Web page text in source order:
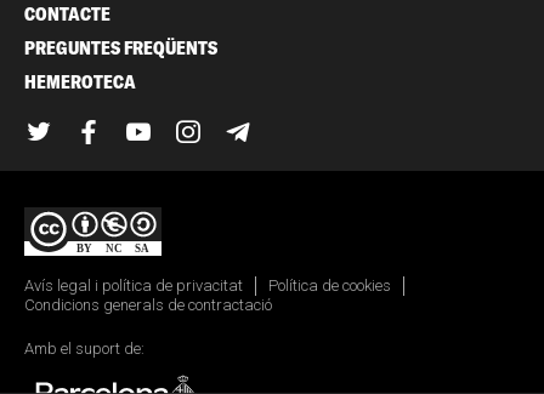
CONTACTE
PREGUNTES FREQÜENTS
HEMEROTECA
TwitterFacebook
YouTubeInstagram
Avís legal i política de privacitat
Política de cookies
Condicions generals de contractació
Amb el suport de: